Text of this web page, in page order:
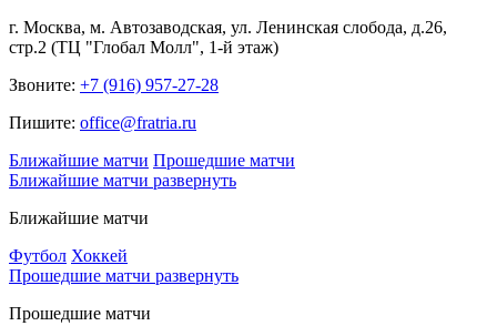
г. Москва, м. Автозаводская, ул. Ленинская слобода, д.26,
стр.2 (ТЦ "Глобал Молл", 1-й этаж)
Звоните: +7 (916) 957-27-28
Пишите: office@fratria.ru
Ближайшие матчи Прошедшие матчи
Ближайшие матчи развернуть
Ближайшие матчи
Футбол Хоккей
Прошедшие матчи развернуть
Прошедшие матчи